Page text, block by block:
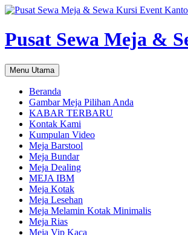
Pusat Sewa Meja &
Cari
Menu Utama Langsung
ke
isi
Beranda
Gambar Meja Pilihan Anda
KABAR TERBARU
Kontak Kami
Kumpulan Video
Meja Barstool
Meja Bundar
Meja Dealing
MEJA IBM
Meja Kotak
Meja Lesehan
Meja Melamin Kotak Minimalis
Meja Rias
Meja Vip Kaca